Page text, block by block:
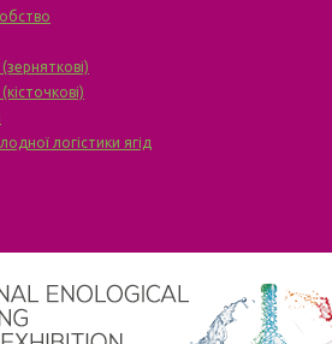
логістики ягід